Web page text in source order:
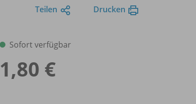
Teilen Drucken
Sofort verfügbar
1,80 €